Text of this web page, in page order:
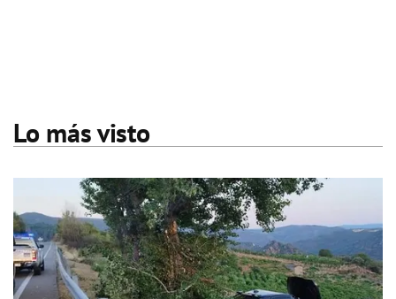
Lo más visto